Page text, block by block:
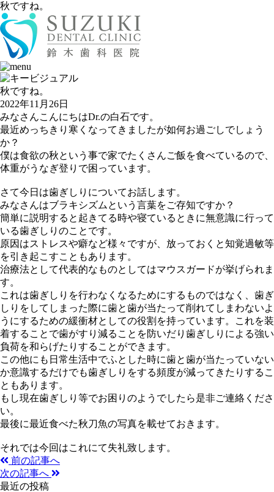
秋ですね。
秋ですね。
2022年11月26日
みなさんこんにちはDr.の白石です。
最近めっちきり寒くなってきましたが如何お過ごしでしょう
か？
僕は食欲の秋という事で家でたくさんご飯を食べているので、
体重がうなぎ登りで困っています。
さて今日は歯ぎしりについてお話します。
みなさんはブラキシズムという言葉をご存知ですか？
簡単に説明すると起きてる時や寝ているときに無意識に行って
いる歯ぎしりのことです。
原因はストレスや癖など様々ですが、放っておくと知覚過敏等
を引き起こすこともあります。
治療法として代表的なものとしてはマウスガードが挙げられま
す。
これは歯ぎしりを行わなくなるためにするものではなく、歯ぎ
しりをしてしまった際に歯と歯が当たって削れてしまわないよ
うにするための緩衝材としての役割を持っています。これを装
着することで歯がすり減ることを防いだり歯ぎしりによる強い
負荷を和らげたりすることができます。
この他にも日常生活中でふとした時に歯と歯が当たっていない
か意識するだけでも歯ぎしりをする頻度が減ってきたりするこ
ともあります。
もし現在歯ぎしり等でお困りのようでしたら是非ご連絡くださ
い。
最後に最近食べた秋刀魚の写真を載せておきます。
それでは今回はこれにて失礼致します。
前の記事へ
次の記事へ
最近の投稿